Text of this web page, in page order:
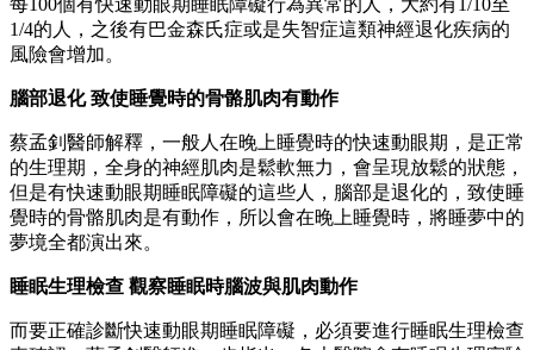
1/4的人，之後有巴金森氏症或是失智症這類神經退化疾病的
風險會增加。
腦部退化 致使睡覺時的骨骼肌肉有動作
蔡孟釗醫師解釋，一般人在晚上睡覺時的快速動眼期，是正常
的生理期，全身的神經肌肉是鬆軟無力，會呈現放鬆的狀態，
但是有快速動眼期睡眠障礙的這些人，腦部是退化的，致使睡
覺時的骨骼肌肉是有動作，所以會在晚上睡覺時，將睡夢中的
夢境全都演出來。
睡眠生理檢查 觀察睡眠時腦波與肌肉動作
而要正確診斷快速動眼期睡眠障礙，必須要進行睡眠生理檢查